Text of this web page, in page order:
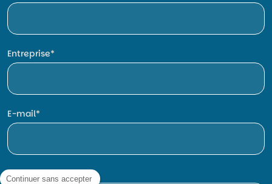
Entreprise
E-mail
Téléphone
Continuer sans accepter